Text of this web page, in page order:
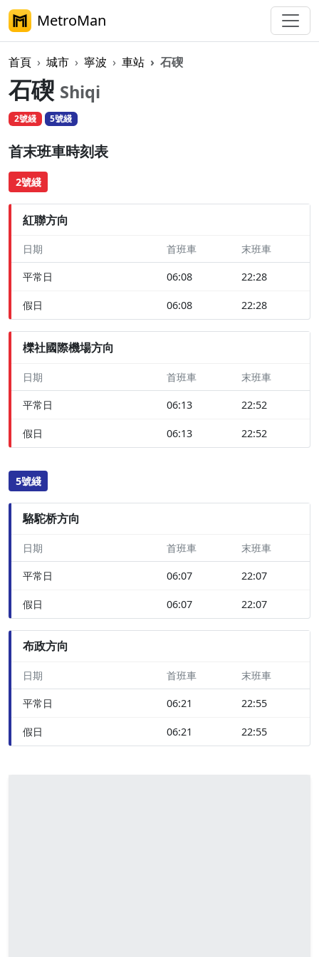
MetroMan
首頁 城市 寧波 車站 石碶
石碶 Shiqi
2號綫 5號綫
首末班車時刻表
2號綫
紅聯方向
日期 首班車 末班車
平常日 06:08 22:28
假日 06:08 22:28
櫟社國際機場方向
日期 首班車 末班車
平常日 06:13 22:52
假日 06:13 22:52
5號綫
駱駝桥方向
日期 首班車 末班車
平常日 06:07 22:07
假日 06:07 22:07
布政方向
日期 首班車 末班車
平常日 06:21 22:55
假日 06:21 22:55